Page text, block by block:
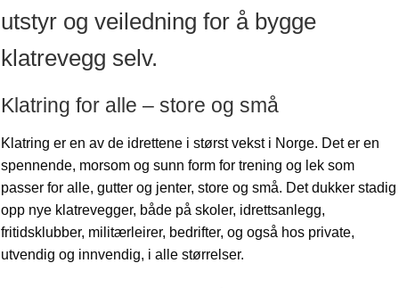
utstyr og veiledning for å bygge
klatrevegg selv.
Klatring for alle – store og små
Klatring er en av de idrettene i størst vekst i Norge. Det er en
spennende, morsom og sunn form for trening og lek som
passer for alle, gutter og jenter, store og små. Det dukker stadig
opp nye klatrevegger, både på skoler, idrettsanlegg,
fritidsklubber, militærleirer, bedrifter, og også hos private,
utvendig og innvendig, i alle størrelser.